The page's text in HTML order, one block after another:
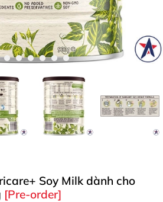
Soy Milk dành cho
[Pre-order]